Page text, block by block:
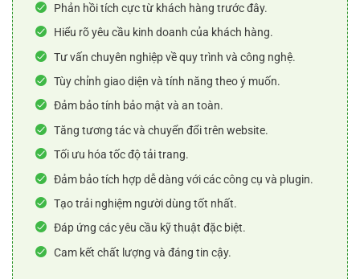
Phản hồi tích cực từ khách hàng trước đây.
Hiểu rõ yêu cầu kinh doanh của khách hàng.
Tư vấn chuyên nghiệp về quy trình và công nghệ.
Tùy chỉnh giao diện và tính năng theo ý muốn.
Đảm bảo tính bảo mật và an toàn.
Tăng tương tác và chuyển đổi trên website.
Tối ưu hóa tốc độ tải trang.
Đảm bảo tích hợp dễ dàng với các công cụ và plugin.
Tạo trải nghiệm người dùng tốt nhất.
Đáp ứng các yêu cầu kỹ thuật đặc biệt.
Cam kết chất lượng và đáng tin cậy.